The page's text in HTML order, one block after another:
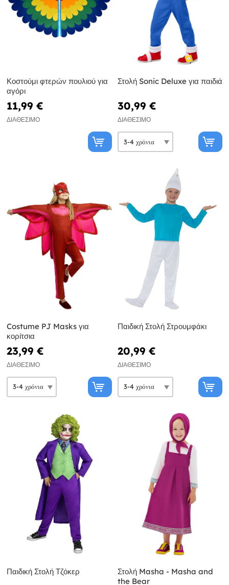
Κοστούμι φτερών πουλιού για
αγόρι
11,99 €
ΔΙΑΘΈΣΙΜΟ
Στολή Sonic Deluxe για παιδιά
30,99 €
ΔΙΑΘΈΣΙΜΟ
Costume PJ Masks για
κορίτσια
23,99 €
ΔΙΑΘΈΣΙΜΟ
Παιδική Στολή Στρουμφάκι
20,99 €
ΔΙΑΘΈΣΙΜΟ
Παιδική Στολή Τζόκερ
Στολή Masha - Masha and
the Bear